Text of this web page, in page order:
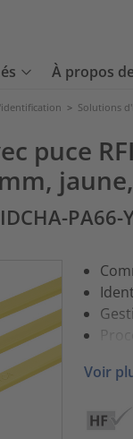
À propos
> Solutions
puce
PA66-
Voir